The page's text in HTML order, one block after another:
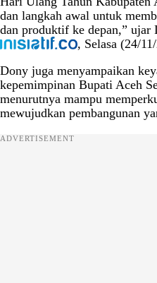
dan langkah awal untuk
dan produktif ke depan,” ujar
, Selasa (24/
Dony juga menyampaikan
kepemimpinan Bupati Aceh
menurutnya mampu
mewujudkan pembangunan
ADVERTISEMENT